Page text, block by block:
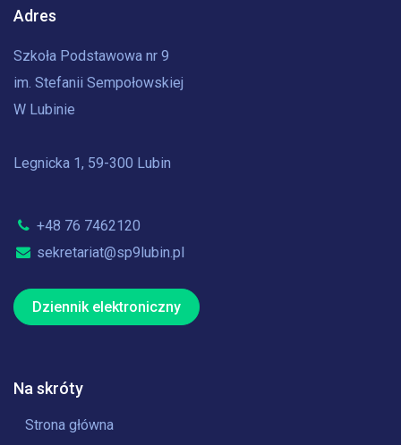
Adres
Szkoła Podstawowa nr 9
im. Stefanii Sempołowskiej
W Lubinie
Legnicka 1, 59-300 Lubin
+48 76 7462120
sekretariat@sp9lubin.pl
Dziennik elektroniczny
Na skróty
Strona główna